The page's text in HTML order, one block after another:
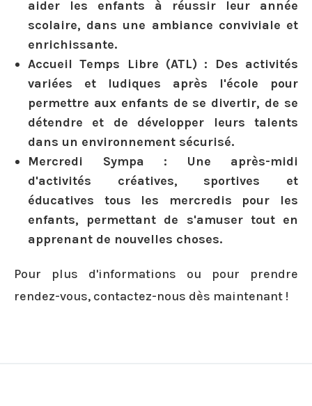
aider les enfants à réussir leur année
scolaire, dans une ambiance conviviale et
enrichissante.
Accueil Temps Libre (ATL) : Des activités
variées et ludiques après l'école pour
permettre aux enfants de se divertir, de se
détendre et de développer leurs talents
dans un environnement sécurisé.
Mercredi Sympa : Une après-midi
d'activités créatives, sportives et
éducatives tous les mercredis pour les
enfants, permettant de s'amuser tout en
apprenant de nouvelles choses.
Pour plus d'informations ou pour prendre
rendez-vous, contactez-nous dès maintenant !